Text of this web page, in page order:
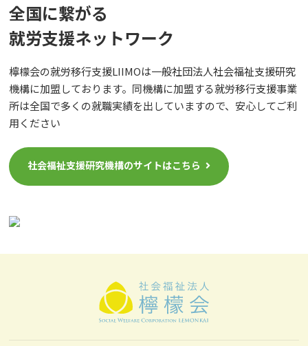
全国に繋がる
就労⽀援ネットワーク
檸檬会の就労移行支援LIIMOは一般社団法人社会福祉支援研究
機構に加盟しております。同機構に加盟する就労移行支援事業
所は全国で多くの就職実績を出していますので、安心してご利
用ください
社会福祉支援研究機構のサイトはこちら